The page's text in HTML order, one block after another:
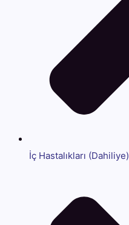
İç Hastalıkları (Dahiliye)